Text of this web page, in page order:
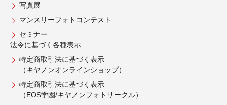
写真展
マンスリーフォトコンテスト
セミナー
法令に基づく各種表示
特定商取引法に基づく表示
（キヤノンオンラインショップ）
特定商取引法に基づく表示
（EOS学園/キヤノンフォトサークル）